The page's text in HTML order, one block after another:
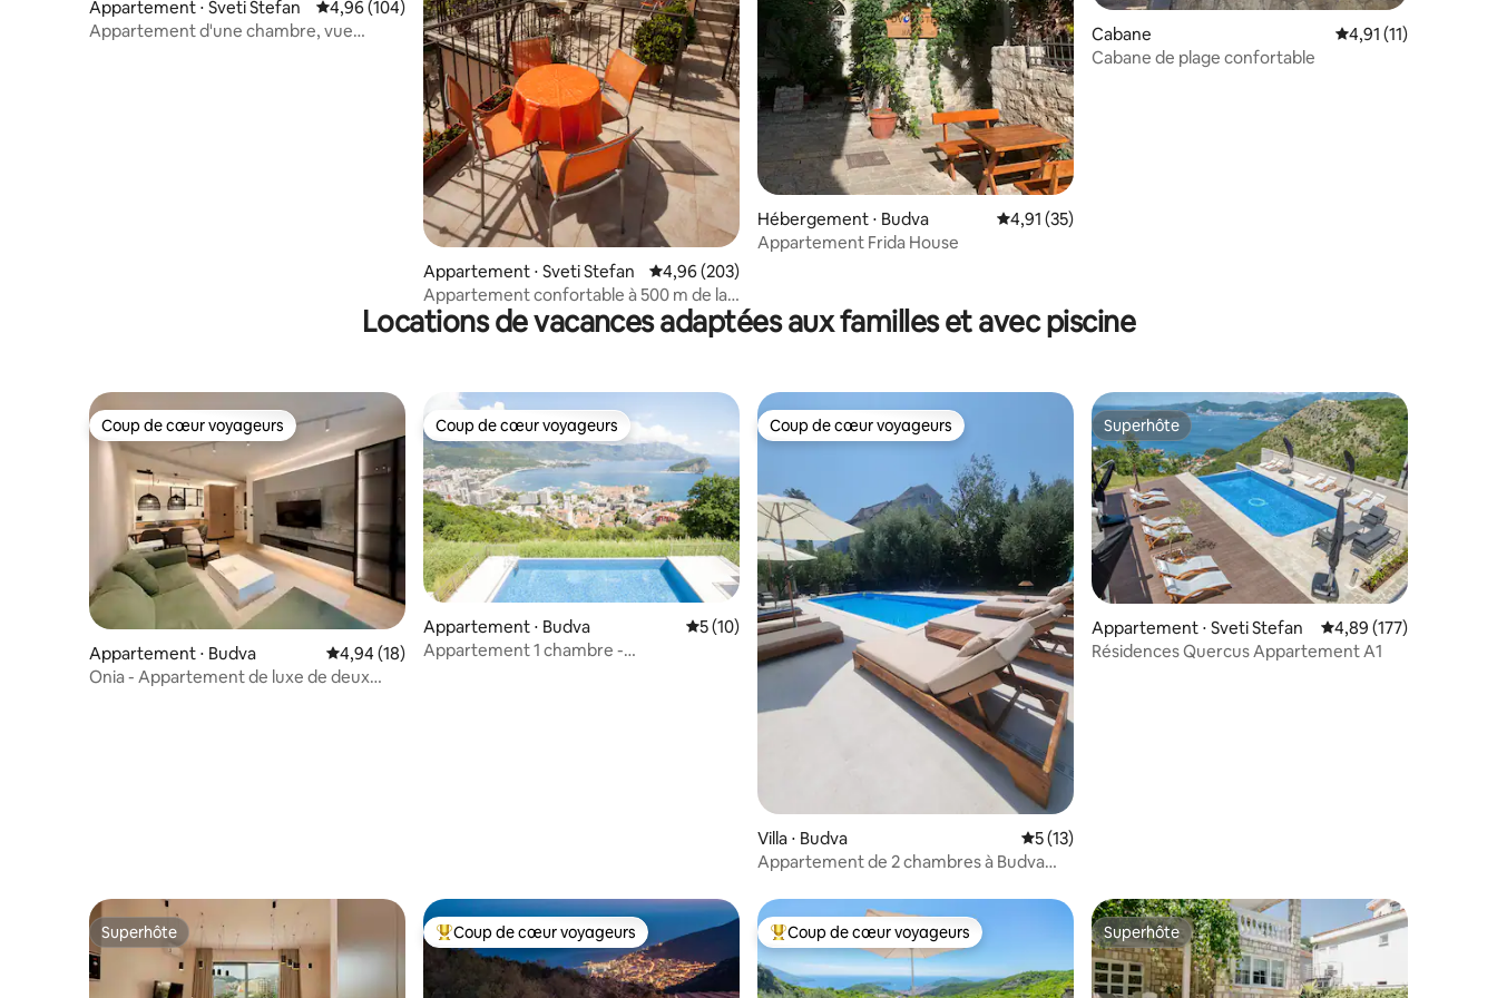
Appartement ⋅ Sveti Stefan Évaluation moyenne sur la base de 104 commentaires : 4,96 sur 5
4,96 (104)
Appartement d'une chambre, vue
Appartement ⋅ Sveti Stefan Évaluation moyenne sur la base de 203 commentaires : 4,96 sur 5
4,96 (203)
Appartement confortable à 500 m de la
plage
Hébergement ⋅ Budva Évaluation moyenne sur la base de 35 commentaires : 4,91 sur 5
4,91 (35)
Appartement Frida House
Cabane Évaluation moyenne
4,91 (11)
Cabane de plage confortable
Locations de vacances adaptées aux familles et avec piscine
Coup de cœur voyageurs
Coup de cœur voyageurs
Appartement ⋅ Budva Évaluation moyenne sur la base de 18 commentaires : 4,94 sur 5
4,94 (18)
Onia - Appartement de luxe de deux
Coup de cœur voyageurs
Coup de cœur voyageurs
Appartement ⋅ Budva Évaluation moyenne sur la base de 10 commentaires : 5 sur 5
5 (10)
Appartement 1 chambre -
Coup de cœur voyageurs
Coup de cœur voyageurs
Villa ⋅ Budva Évaluation moyenne sur la base de 13 commentaires : 5 sur 5
5 (13)
Appartement de 2 chambres à Budva
Superhôte
Superhôte
Appartement ⋅ Sveti Stefan Évaluation moyenne
4,89 (177)
Résidences Quercus Appartement A1
Superhôte
Superhôte Coups de cœur voyageurs les plus appréciés
Coup de cœur voyageurs Coups de cœur voyageurs les plus appréciés
Coup de cœur voyageurs Superhôte
Superhôte